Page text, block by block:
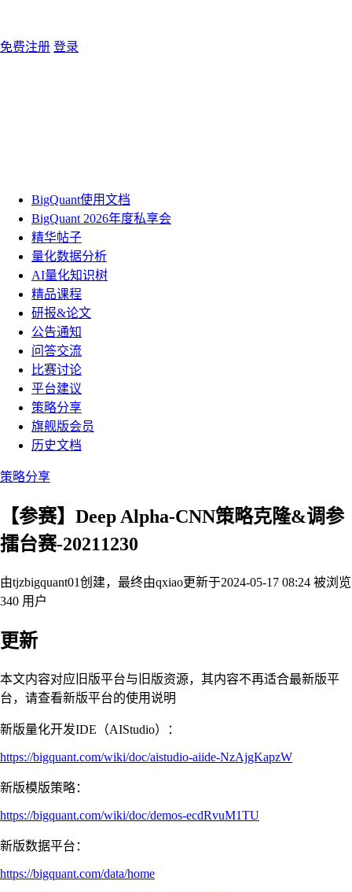
免费注册 登录
BigQuant使用文档
BigQuant 2026年度私享会
精华帖子
量化数据分析
AI量化知识树
精品课程
研报&论文
公告通知
问答交流
比赛讨论
平台建议
策略分享
旗舰版会员
历史文档
策略分享
【参赛】Deep Alpha-CNN策略克隆&调参
擂台赛-20211230
由tjzbigquant01创建，最终由qxiao更新于2024-05-17 08:24 被浏览
340 用户
更新
本文内容对应旧版平台与旧版资源，其内容不再适合最新版平
台，请查看新版平台的使用说明
新版量化开发IDE（AIStudio）：
https://bigquant.com/wiki/doc/aistudio-aiide-NzAjgKapzW
新版模版策略：
https://bigquant.com/wiki/doc/demos-ecdRvuM1TU
新版数据平台：
https://bigquant.com/data/home